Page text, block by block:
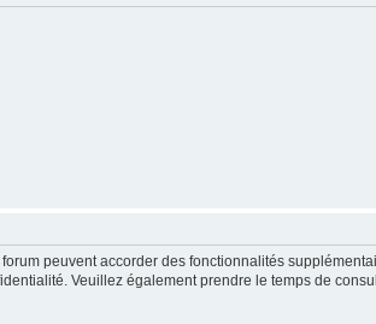
peuvent accorder des fonctionnalités
Veuillez également prendre le temps de